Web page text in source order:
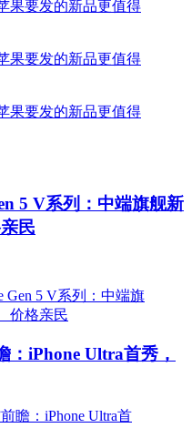
5 V系列：中端旗舰新
民
：iPhone Ultra首秀，